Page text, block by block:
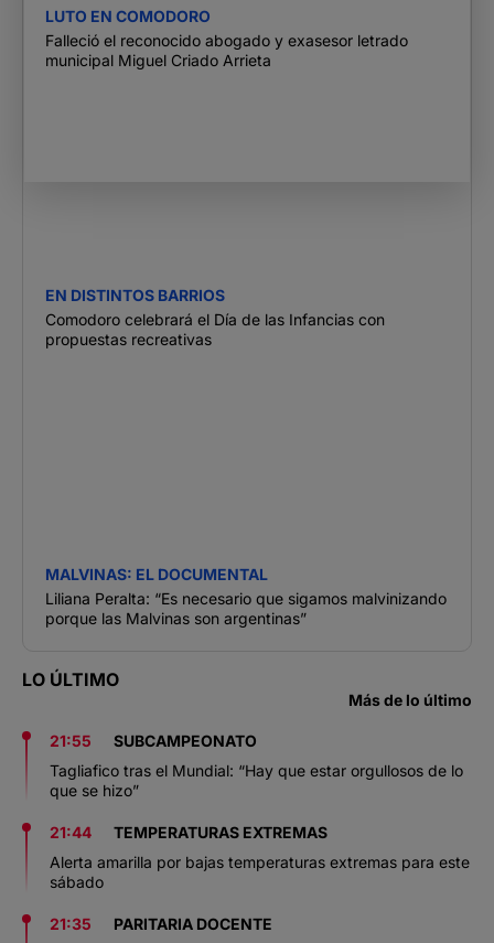
LUTO EN COMODORO
Falleció el reconocido abogado y exasesor letrado
municipal Miguel Criado Arrieta
EN DISTINTOS BARRIOS
Comodoro celebrará el Día de las Infancias con
propuestas recreativas
MALVINAS: EL DOCUMENTAL
Liliana Peralta: “Es necesario que sigamos malvinizando
porque las Malvinas son argentinas”
LO ÚLTIMO
Más de lo último
21:55
SUBCAMPEONATO
Tagliafico tras el Mundial: “Hay que estar orgullosos de lo
que se hizo”
21:44
TEMPERATURAS EXTREMAS
Alerta amarilla por bajas temperaturas extremas para este
sábado
21:35
PARITARIA DOCENTE